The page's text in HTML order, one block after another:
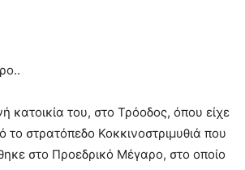
κατοικία του, στο Τρόοδος, όπου είχε
στρατόπεδο Κοκκινοστριμυθιά που
στο Προεδρικό Μέγαρο, στο οποίο